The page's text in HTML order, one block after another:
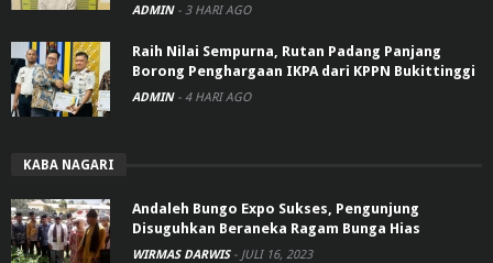
ADMIN - 3 HARI AGO
Raih Nilai Sempurna, Rutan Padang Panjang
Borong Penghargaan IKPA dari KPPN Bukittinggi
ADMIN - 4 HARI AGO
KABA NAGARI
Andaleh Bungo Expo Sukses, Pengunjung
Disuguhkan Beraneka Ragam Bunga Hias
WIRMAS DARWIS - JULI 16, 2023